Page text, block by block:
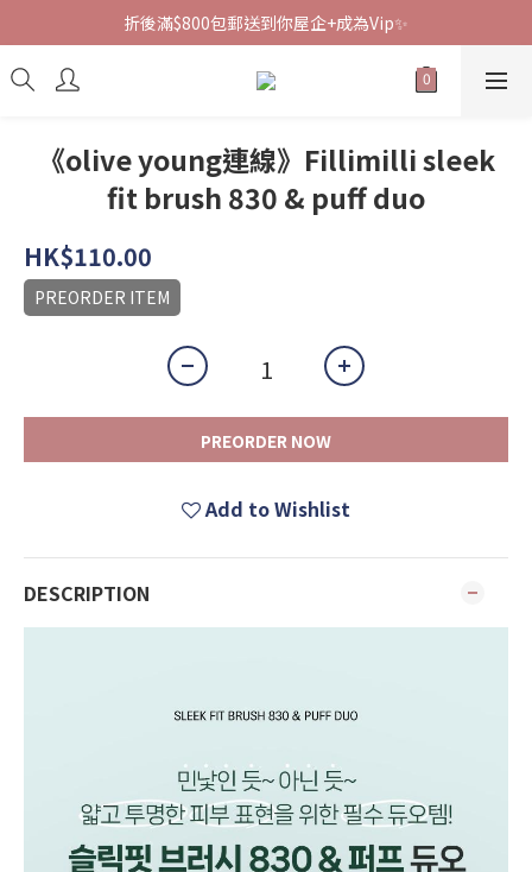
折後滿$800包郵送到你屋企+成為Vip✨
《olive young連線》Fillimilli sleek
fit brush 830 & puff duo
HK$110.00
PREORDER ITEM
PREORDER NOW
Add to Wishlist
DESCRIPTION